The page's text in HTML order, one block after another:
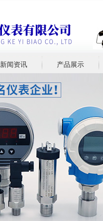
新闻资讯 产品展示